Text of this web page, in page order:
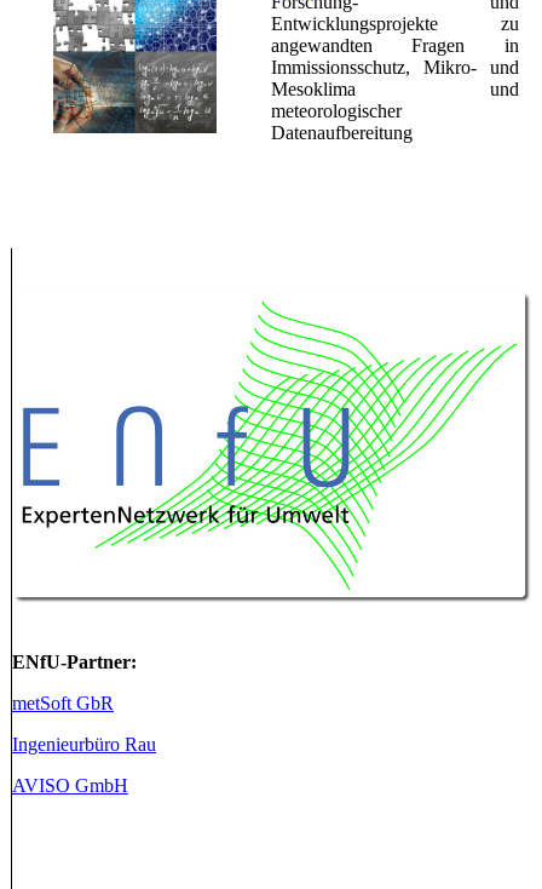
Entwicklungsprojekte zu
angewandten Fragen in
Immissionsschutz, Mikro- und
Mesoklima und
meteorologischer
Datenaufbereitung
ENfU-Partner:
metSoft GbR
Ingenieurbüro Rau
AVISO GmbH